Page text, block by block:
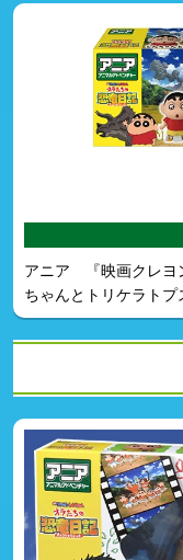
アニア 『映画クレヨ
ちゃんとトリケラトプ